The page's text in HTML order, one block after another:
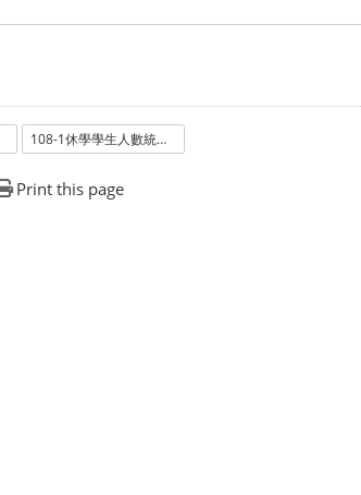
108-1休學學生人數統計_學士班
Print this page